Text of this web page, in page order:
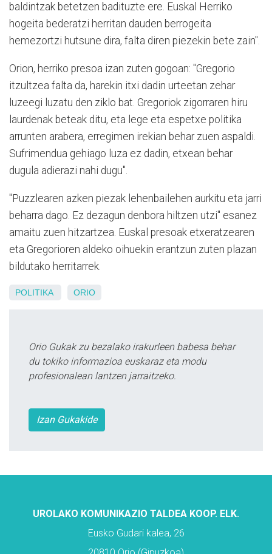
baldintzak betetzen badituzte ere. Euskal Herriko
hogeita bederatzi herritan dauden berrogeita
hemezortzi hutsune dira, falta diren piezekin bete zain".
Orion, herriko presoa izan zuten gogoan: "Gregorio
itzultzea falta da, harekin itxi dadin urteetan zehar
luzeegi luzatu den ziklo bat. Gregoriok zigorraren hiru
laurdenak beteak ditu, eta lege eta espetxe politika
arrunten arabera, erregimen irekian behar zuen aspaldi.
Sufrimendua gehiago luza ez dadin, etxean behar
dugula adierazi nahi dugu".
"Puzzlearen azken piezak lehenbailehen aurkitu eta jarri
beharra dago. Ez dezagun denbora hiltzen utzi" esanez
amaitu zuen hitzartzea. Euskal presoak etxeratzearen
eta Gregorioren aldeko oihuekin erantzun zuten plazan
bildutako herritarrek.
POLITIKA ORIO
Orio Gukak zu bezalako irakurleen babesa behar
du tokiko informazioa euskaraz eta modu
profesionalean lantzen jarraitzeko.
Izan Gukakide
UROLAKO KOMUNIKAZIO TALDEA KOOP. ELK.
Eusko Gudari kalea, 26